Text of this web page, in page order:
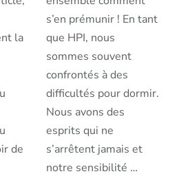
la
de
s’en prémunir ! En tant
que HPI, nous
sommes souvent
confrontés à des
difficultés pour dormir.
Nous avons des
esprits qui ne
s’arrêtent jamais et
notre sensibilité …